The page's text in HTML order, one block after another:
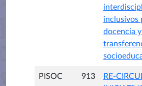
inclusivos
docencia
PISOC 913
RE-